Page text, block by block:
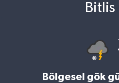
Bitlis
Bölgesel gök